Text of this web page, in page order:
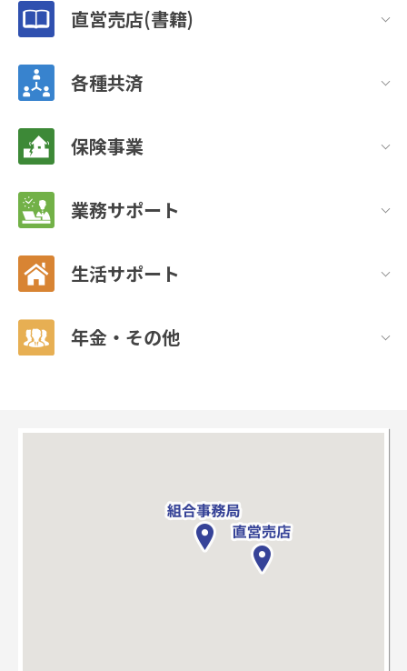
直営売店(書籍)
各種共済
保険事業
業務サポート
生活サポート
年金・その他